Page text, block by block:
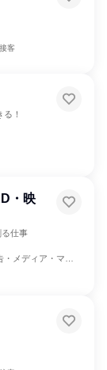
客
！
・映
仕事
メディア・マス